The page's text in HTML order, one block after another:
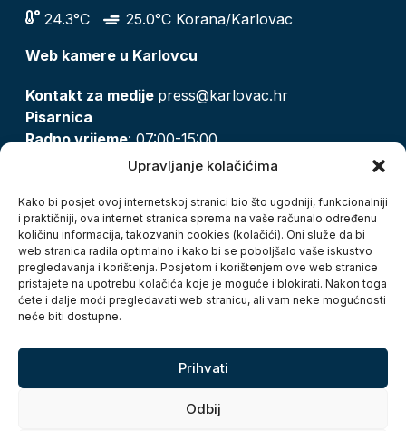
Upravljanje kolačićima
Kako bi posjet ovoj internetskoj stranici bio što ugodniji, funkcionalniji
i praktičniji, ova internet stranica sprema na vaše računalo određenu
količinu informacija, takozvanih cookies (kolačići). Oni služe da bi
web stranica radila optimalno i kako bi se poboljšalo vaše iskustvo
pregledavanja i korištenja. Posjetom i korištenjem ove web stranice
pristajete na upotrebu kolačića koje je moguće i blokirati. Nakon toga
ćete i dalje moći pregledavati web stranicu, ali vam neke mogućnosti
neće biti dostupne.
Prihvati
Odbij
24.3°C
25.0°C Korana/Karlovac
Web kamere u Karlovcu
Kontakt za medije press@karlovac.hr
Pisarnica
Radno vrijeme: 07:00-15:00
pisarnica@karlovac.hr
Zaštita osobnih podataka
Pristup informacijama
Kolačići
Izjava o pristupačnosti
Turistička zajednica grada Karlovca